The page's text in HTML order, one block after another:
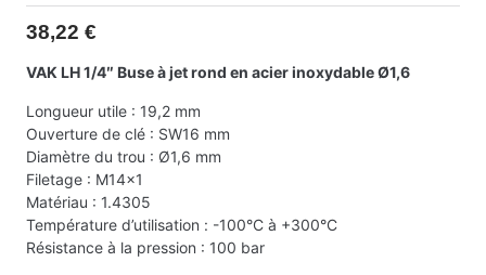
38,22 €
VAK LH 1/4″ Buse à jet rond en acier inoxydable Ø1,6
Longueur utile : 19,2 mm
Ouverture de clé : SW16 mm
Diamètre du trou : Ø1,6 mm
Filetage : M14x1
Matériau : 1.4305
Température d’utilisation : -100°C à +300°C
Résistance à la pression : 100 bar